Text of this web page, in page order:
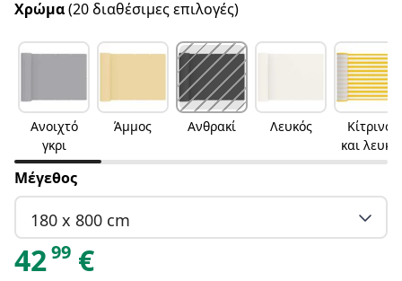
Χρώμα(20 διαθέσιμες επιλογές)
Ανοιχτό
γκρι
Άμμος Ανθρακί Λευκός
Κίτρινο
και λευκό
Μέγεθος
180 x 800 cm
4299 €